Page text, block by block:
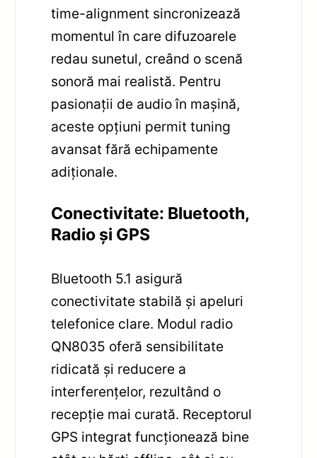
time-alignment sincronizează
momentul în care difuzoarele
redau sunetul, creând o scenă
sonoră mai realistă. Pentru
pasionații de audio în mașină,
aceste opțiuni permit tuning
avansat fără echipamente
adiționale.
Conectivitate: Bluetooth,
Radio și GPS
Bluetooth 5.1 asigură
conectivitate stabilă și apeluri
telefonice clare. Modul radio
QN8035 oferă sensibilitate
ridicată și reducere a
interferențelor, rezultând o
recepție mai curată. Receptorul
GPS integrat funcționează bine